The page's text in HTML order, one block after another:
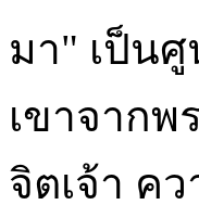
มา" เป็น
เขาจาก
จิตเจ้า ค